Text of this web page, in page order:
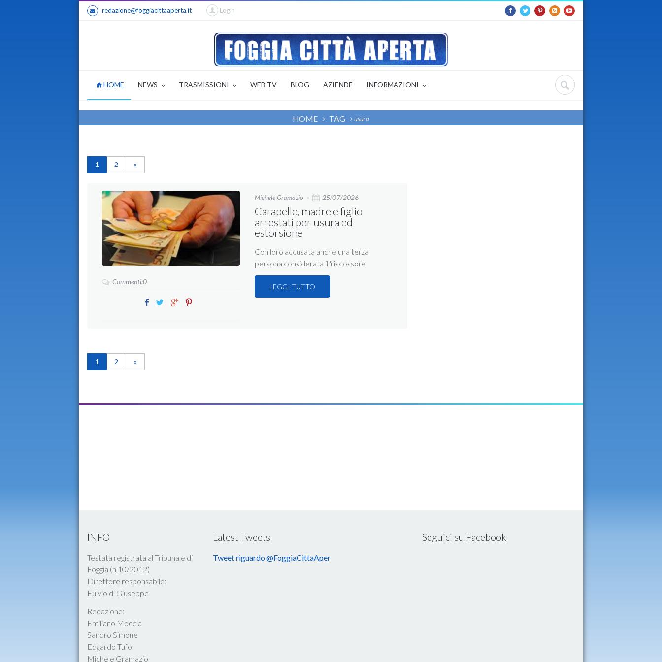
redazione@foggiacittaaperta.it Login
HOME NEWS TRASMISSIONI WEB TV BLOG AZIENDE INFORMAZIONI
HOME TAG usura
1 2 »
Commenti:0
Michele Gramazio 25/07/2026
Carapelle, madre e figlio
arrestati per usura ed
estorsione
Con loro accusata anche una terza
persona considerata il 'riscossore'
LEGGI TUTTO
1 2 »
INFO
Testata registrata al Tribunale di
Foggia (n.10/2012)
Direttore responsabile:
Fulvio di Giuseppe
Redazione:
Emiliano Moccia
Sandro Simone
Edgardo Tufo
Michele Gramazio
Latest Tweets
Tweet riguardo @FoggiaCittaAper
Seguici su Facebook